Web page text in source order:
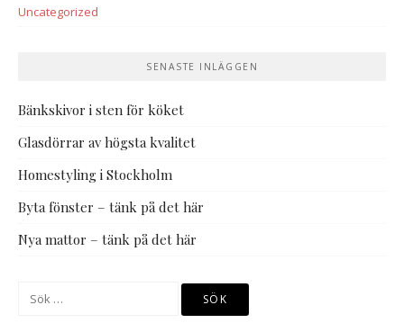
Uncategorized
SENASTE INLÄGGEN
Bänkskivor i sten för köket
Glasdörrar av högsta kvalitet
Homestyling i Stockholm
Byta fönster – tänk på det här
Nya mattor – tänk på det här
Sök